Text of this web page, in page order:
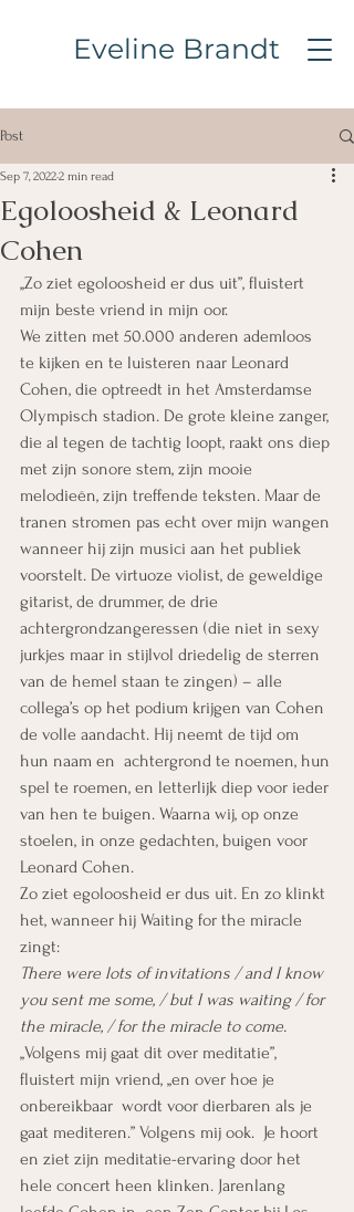
Eveline Brandt
Post
Egoloosheid & Leonard
Cohen
Sep 7, 20222 min read
,,Zo ziet egoloosheid er dus uit”, fluistert
mijn beste vriend in mijn oor.
We zitten met 50.000 anderen ademloos
te kijken en te luisteren naar Leonard
Cohen, die optreedt in het Amsterdamse
Olympisch stadion. De grote kleine zanger,
die al tegen de tachtig loopt, raakt ons diep
met zijn sonore stem, zijn mooie
melodieën, zijn treffende teksten. Maar de
tranen stromen pas echt over mijn wangen
wanneer hij zijn musici aan het publiek
voorstelt. De virtuoze violist, de geweldige
gitarist, de drummer, de drie
achtergrondzangeressen (die niet in sexy
jurkjes maar in stijlvol driedelig de sterren
van de hemel staan te zingen) – alle
collega’s op het podium krijgen van Cohen
de volle aandacht. Hij neemt de tijd om
hun naam en  achtergrond te noemen, hun
spel te roemen, en letterlijk diep voor ieder
van hen te buigen. Waarna wij, op onze
stoelen, in onze gedachten, buigen voor
Leonard Cohen.
Zo ziet egoloosheid er dus uit. En zo klinkt
het, wanneer hij Waiting for the miracle
zingt:
There were lots of invitations / and I know
you sent me some, / but I was waiting / for
the miracle, / for the miracle to come.
,,Volgens mij gaat dit over meditatie”,
fluistert mijn vriend, ,,en over hoe je
onbereikbaar  wordt voor dierbaren als je
gaat mediteren.” Volgens mij ook.  Je hoort
en ziet zijn meditatie-ervaring door het
hele concert heen klinken. Jarenlang